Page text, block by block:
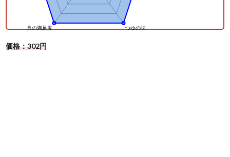
価格：302円